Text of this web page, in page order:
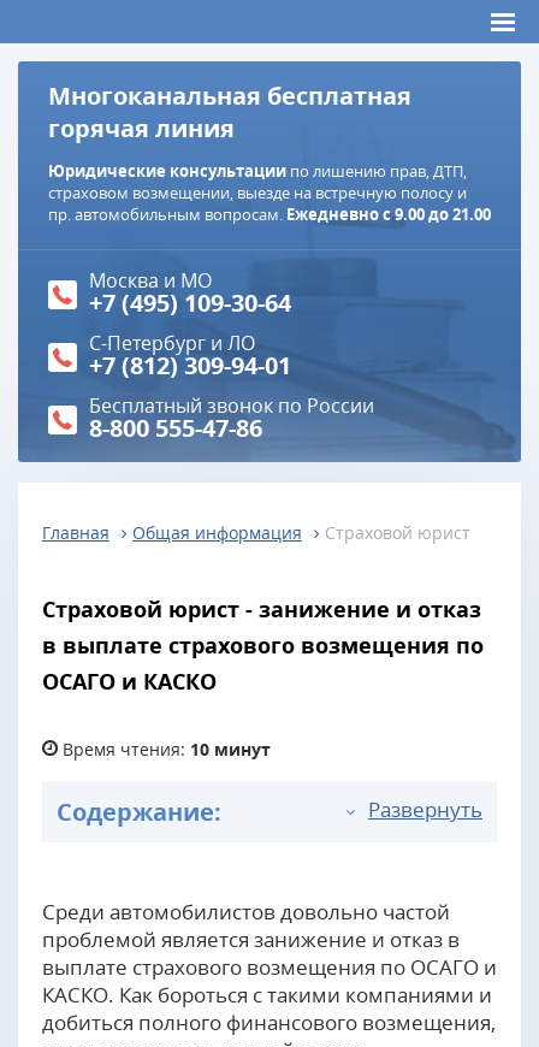
Многоканальная бесплатная
горячая линия
Юридические консультации по лишению прав, ДТП,
страховом возмещении, выезде на встречную полосу и
пр. автомобильным вопросам. Ежедневно с 9.00 до 21.00
Москва и МО
+7 (495) 109-30-64
С-Петербург и ЛО
+7 (812) 309-94-01
Бесплатный звонок по России
8-800 555-47-86
Главная Общая информация Страховой юрист
Страховой юрист - занижение и отказ
в выплате страхового возмещения по
ОСАГО и КАСКО
Время чтения: 10 минут
Содержание: Развернуть
Среди автомобилистов довольно частой
проблемой является занижение и отказ в
выплате страхового возмещения по ОСАГО и
КАСКО. Как бороться с такими компаниями и
добиться полного финансового возмещения,